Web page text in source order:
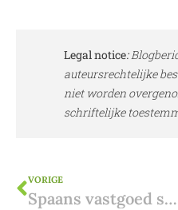
Legal notice:
auteursrechtelijke
niet worden
schriftelijke
VORIGE
Spaans vastgoed schenken: waarom eerst kopen en dan schenken? De verdachte periode van 5 jaar